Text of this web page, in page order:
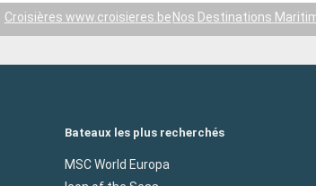
Croisières www.croisieres.be Nos Destinations
Bateaux les plus recherchés
MSC World Europa